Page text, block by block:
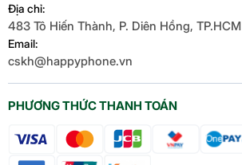
PHƯƠNG THỨC THANH TOÁN
Địa chỉ:
483 Tô Hiến Thành, P. Diên Hồng, TP.HCM
Email:
cskh@happyphone.vn